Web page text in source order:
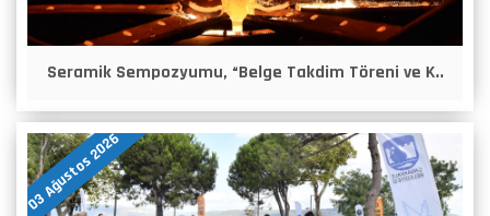
Seramik Sempozyumu, “Belge Takdim Töreni ve K..
03 Ağustos 2026